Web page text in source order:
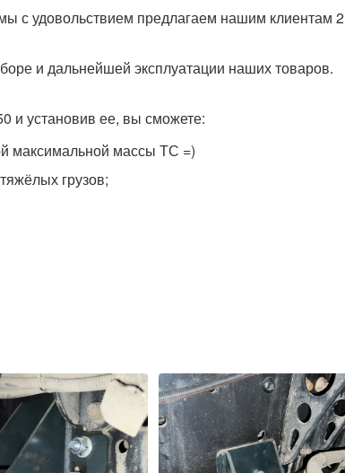
с удовольствием предлагаем нашим клиентам 2
и дальнейшей эксплуатации наших товаров.
и установив ее, вы сможете:
максимальной массы ТС =)
грузов;